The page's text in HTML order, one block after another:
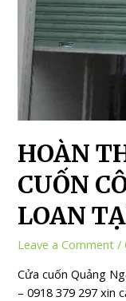
HOÀN
CUỐN
LOAN
Leave a Comment /
Cửa cuốn Quảng
– 0918 379 297 xin